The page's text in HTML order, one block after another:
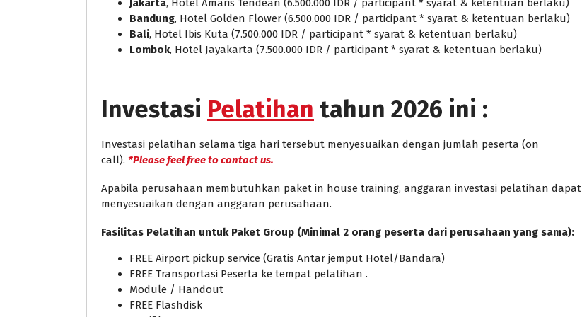
Bandung, Hotel Golden Flower (6.500.000 IDR / participant * syarat & ketentuan berlaku)
Bali, Hotel Ibis Kuta (7.500.000 IDR / participant * syarat & ketentuan berlaku)
Lombok, Hotel Jayakarta (7.500.000 IDR / participant * syarat & ketentuan berlaku)
Investasi Pelatihan tahun 2026 ini :
Investasi pelatihan selama tiga hari tersebut menyesuaikan dengan jumlah peserta (on
call). *Please feel free to contact us.
Apabila perusahaan membutuhkan paket in house training, anggaran investasi pelatihan dapat
menyesuaikan dengan anggaran perusahaan.
Fasilitas Pelatihan untuk Paket Group (Minimal 2 orang peserta dari perusahaan yang sama):
FREE Airport pickup service (Gratis Antar jemput Hotel/Bandara)
FREE Transportasi Peserta ke tempat pelatihan .
Module / Handout
FREE Flashdisk